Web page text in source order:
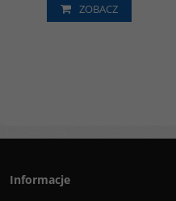
ZOBACZ
Informacje